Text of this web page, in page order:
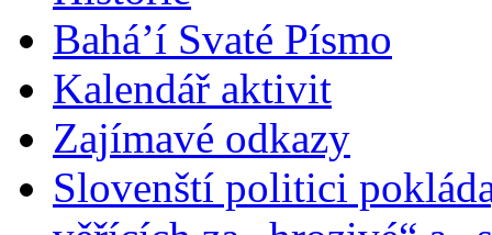
Bahá’í Svaté Písmo
Kalendář aktivit
Zajímavé odkazy
Slovenští politici